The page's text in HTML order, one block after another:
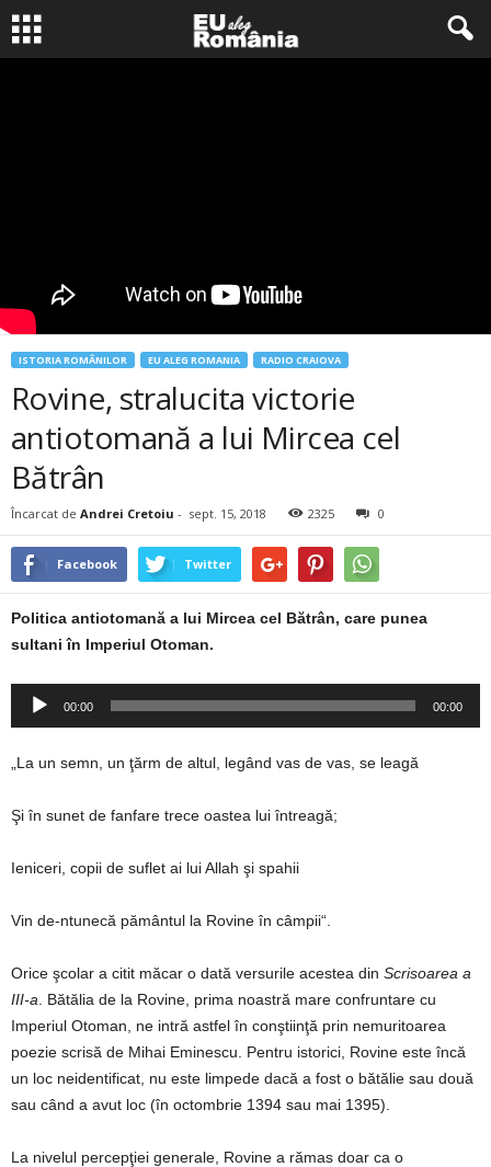
ISTORIA ROMÂNILOR EU ALEG ROMANIA RADIO CRAIOVA
Rovine, stralucita victorie
antiotomană a lui Mircea cel
Bătrân
Încarcat de Andrei Cretoiu - sept. 15, 2018 2325 0
Facebook Twitter
Politica antiotomană a lui Mircea cel Bătrân, care punea
sultani în Imperiul Otoman.
Player
00:00 00:00
„La un semn, un ţărm de altul, legând vas de vas, se leagă
Şi în sunet de fanfare trece oastea lui întreagă;
Ieniceri, copii de suflet ai lui Allah şi spahii
Vin de-ntunecă pământul la Rovine în câmpii“.
Orice şcolar a citit măcar o dată versurile acestea din Scrisoarea a
III-a . Bătălia de la Rovine, prima noastră mare confruntare cu
Imperiul Otoman, ne intră astfel în conştiinţă prin nemuritoarea
poezie scrisă de Mihai Eminescu. Pentru istorici, Rovine este încă
un loc neidentificat, nu este limpede dacă a fost o bătălie sau două
sau când a avut loc (în octombrie 1394 sau mai 1395).
La nivelul percepţiei generale, Rovine a rămas doar ca o